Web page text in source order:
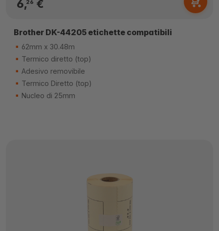
6,26 €
Brother DK-44205 etichette compatibili
62mm x 30.48m
Termico diretto (top)
Adesivo removibile
Termico Diretto (top)
Nucleo di 25mm